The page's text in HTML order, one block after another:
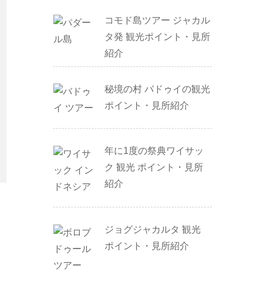
コモド島ツアー ジャカル
タ発 観光ポイント・見所
紹介
秘境の村 バドゥイの観光
ポイント・見所紹介
年に1度の祭典ワイサッ
ク 観光 ポイント・見所
紹介
ジョグジャカルタ 観光
ポイント・見所紹介